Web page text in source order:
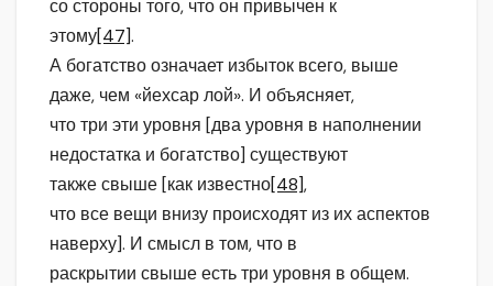
со стороны того, что он привычен к
этому[47].
А богатство означает избыток всего, выше
даже, чем «йехсар лой». И объясняет,
что три эти уровня [два уровня в наполнении
недостатка и богатство] существуют
также свыше [как известно[48],
что все вещи внизу происходят из их аспектов
наверху]. И смысл в том, что в
раскрытии свыше есть три уровня в общем.